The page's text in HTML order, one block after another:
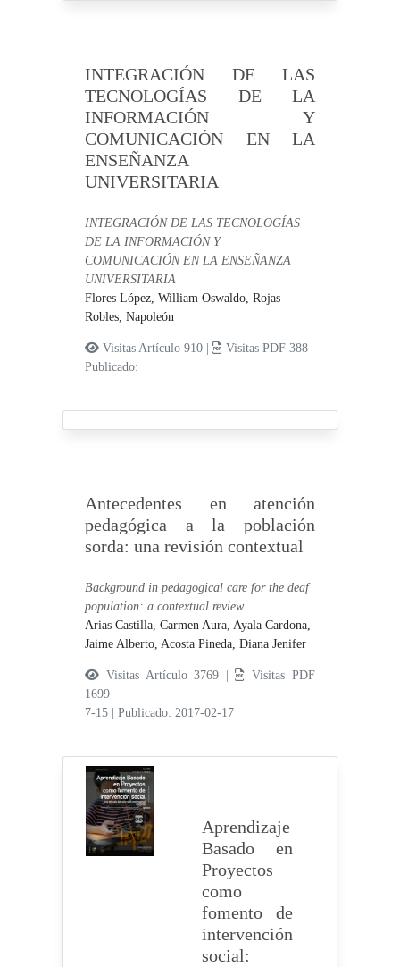
INTEGRACIÓN DE LAS
TECNOLOGÍAS DE LA
INFORMACIÓN Y
COMUNICACIÓN EN LA
ENSEÑANZA
UNIVERSITARIA
INTEGRACIÓN DE LAS TECNOLOGÍAS
DE LA INFORMACIÓN Y
COMUNICACIÓN EN LA ENSEÑANZA
UNIVERSITARIA
Flores López, William Oswaldo,Rojas
Robles, Napoleón
Visitas Artículo 910 |
Visitas PDF 388
Publicado:
Antecedentes en atención
pedagógica a la población
sorda: una revisión contextual
Background in pedagogical care for the deaf
population: a contextual review
Arias Castilla, Carmen Aura,Ayala Cardona,
Jaime Alberto,Acosta Pineda, Diana Jenifer
Visitas Artículo 3769 |
Visitas PDF
1699
7-15
|Publicado: 2017-02-17
Aprendizaje
Basado en
Proyectos
como
fomento de
intervención
social: